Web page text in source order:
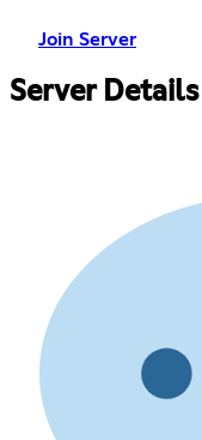
Join Server
Server Details